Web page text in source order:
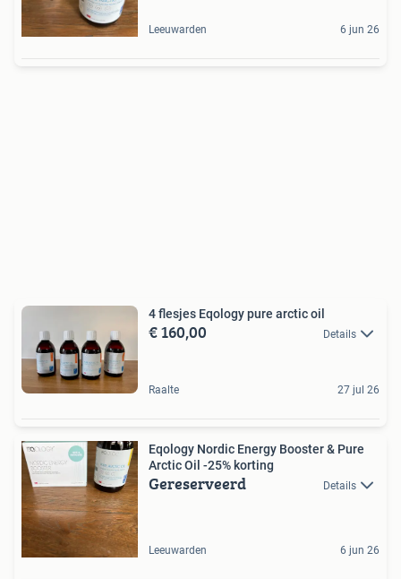
Leeuwarden 6 jun 26
4 flesjes Eqology pure arctic oil
€ 160,00 Details
Raalte 27 jul 26
Eqology Nordic Energy Booster & Pure
Arctic Oil -25% korting
Gereserveerd Details
Leeuwarden 6 jun 26